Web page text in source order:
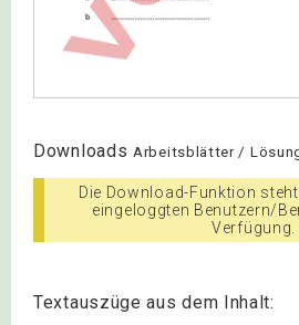
Downloads Arbeitsblätter /
Die Download-Funktion
eingeloggten Benutzern/
Verfügung.
Textauszüge aus dem Inhalt: